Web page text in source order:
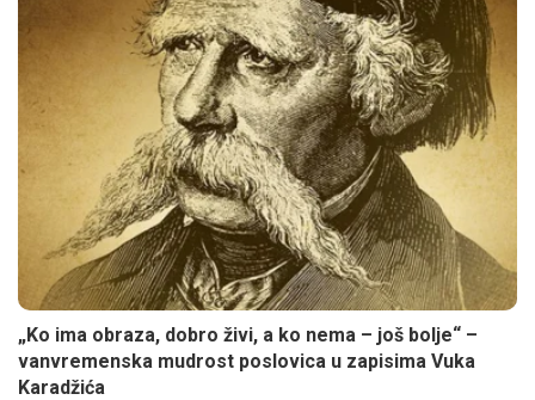
„Ko ima obraza, dobro živi, a ko nema – još bolje“ –
vanvremenska mudrost poslovica u zapisima Vuka
Karadžića